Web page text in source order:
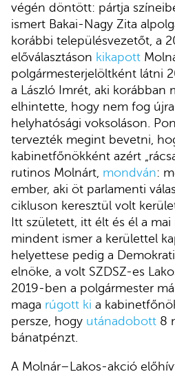
végén döntött: pártja
ismert Bakai-Nagy Zita
korábbi településvezetőt, a
előválasztáson kikapott
polgármesterjelöltként látni
a László Imrét, aki korábban
elhintette, hogy nem fog
helyhatósági voksoláson.
tervezték megint bevetni,
kabinetfőnökként azért
rutinos Molnárt, mondván:
ember, aki öt parlamenti
cikluson keresztül volt
Itt született, itt élt és él a
mindent ismer a kerülettel
helyettese pedig a
elnöke, a volt SZDSZ-es
2019-ben a polgármester
maga rúgott ki a
persze, hogy utánadobott 8
bánatpénzt.
A Molnár–Lakos-akció